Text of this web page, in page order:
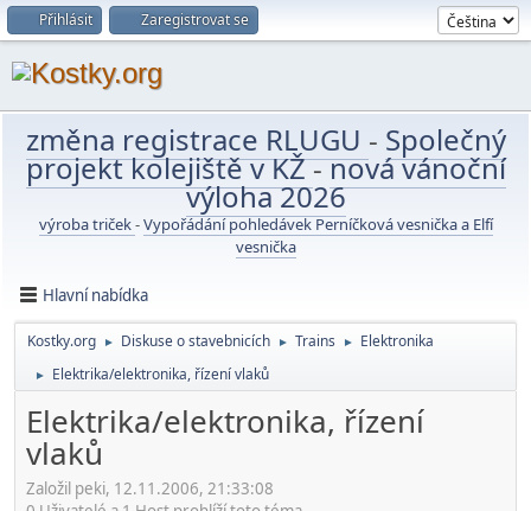
Přihlásit Zaregistrovat se
změna registrace RLUGU - Společný
projekt kolejiště v KŽ-nová vánoční
výloha 2026
výroba triček-Vypořádání pohledávek Perníčková vesnička a Elfí
vesnička
Hlavní nabídka
Kostky.org ► Diskuse o stavebnicích ► Trains ► Elektronika
► Elektrika/elektronika, řízení vlaků
Elektrika/elektronika, řízení
vlaků
Založil peki, 12.11.2006, 21:33:08